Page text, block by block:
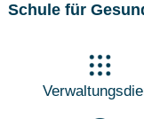
Schule für